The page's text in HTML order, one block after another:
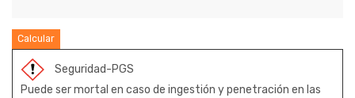
Calcular
Seguridad-PGS
Puede ser mortal en caso de ingestión y penetración en las